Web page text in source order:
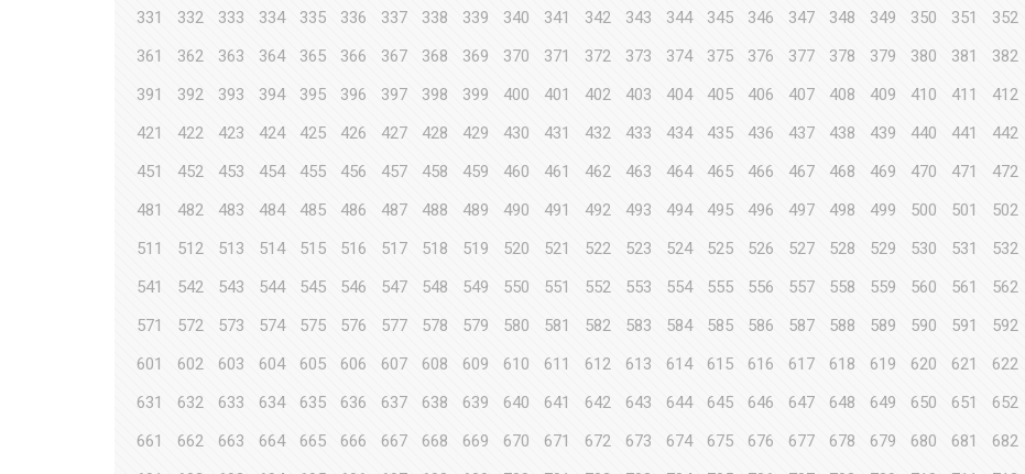
331
332 333 334 335 336 337 338 339 340 341 342 343 344 345 346 347 348 349 350 351 352
361
362 363 364 365 366 367 368 369 370 371 372 373 374 375 376 377 378 379 380 381 382
391
392 393 394 395 396 397 398 399 400 401 402 403 404 405 406 407 408 409 410 411 412
421
422 423 424 425 426 427 428 429 430 431 432 433 434 435 436 437 438 439 440 441 442
451
452 453 454 455 456 457 458 459 460 461 462 463 464 465 466 467 468 469 470 471 472
481
482 483 484 485 486 487 488 489 490 491 492 493 494 495 496 497 498 499 500 501 502
511
512 513 514 515 516 517 518 519 520 521 522 523 524 525 526 527 528 529 530 531 532
541
542 543 544 545 546 547 548 549 550 551 552 553 554 555 556 557 558 559 560 561 562
571
572 573 574 575 576 577 578 579 580 581 582 583 584 585 586 587 588 589 590 591 592
601
602 603 604 605 606 607 608 609 610 611 612 613 614 615 616 617 618 619 620 621 622
631
632 633 634 635 636 637 638 639 640 641 642 643 644 645 646 647 648 649 650 651 652
661
662 663 664 665 666 667 668 669 670 671 672 673 674 675 676 677 678 679 680 681 682